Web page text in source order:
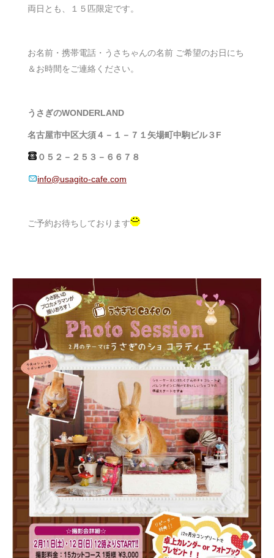
両日とも、１５匹限定です。
お名前・携帯電話・うさちゃんの名前 ご希望のお日にち
＆お時間をご連絡ください。
うさぎのWONDERLAND
名古屋市中区大須４－１－７１矢場町中駒ビル３F
０５２－２５３－６６７８
info@usagito-cafe.com
ご予約お待ちしております